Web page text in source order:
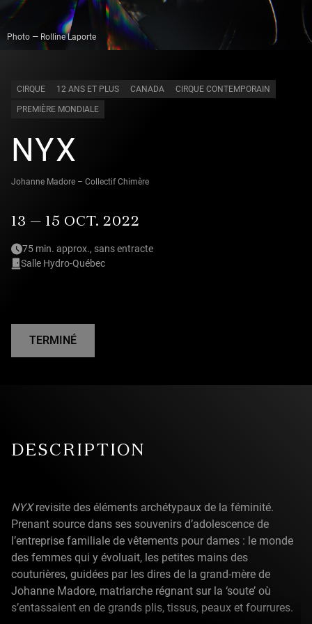
Photo — Rolline Laporte
CIRQUE 12 ANS ET PLUS CANADA CIRQUE CONTEMPORAIN
PREMIÈRE MONDIALE
NYX
Johanne Madore – Collectif Chimère
13 — 15 OCT. 2022
75 min. approx., sans entracte
Salle Hydro-Québec
TERMINÉ
DESCRIPTION
NYXrevisite des éléments archétypaux de la féminité.
Prenant source dans ses souvenirs d’adolescence de
l’entreprise familiale de vêtements pour dames : le monde
des femmes qui y évoluait, les petites mains des
couturières, guidées par les dires de la grand-mère de
Johanne Madore, matriarche régnant sur la ‘soute’ où
s’entassaient en de grands plis, tissus, peaux et fourrures.